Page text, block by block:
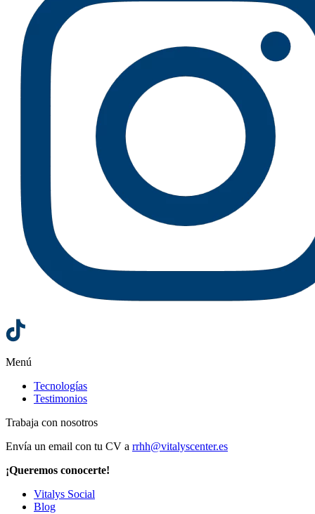
Menú
Tecnologías
Testimonios
Trabaja con nosotros
Envía un email con tu CV a rrhh@vitalyscenter.es
¡Queremos conocerte!
Vitalys Social
Blog